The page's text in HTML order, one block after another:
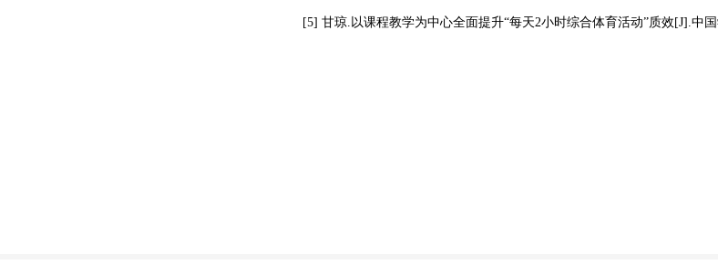
[5] 甘琼.以课程教学为中心全面提升“每天2小时综合体育活动”质效[J].中